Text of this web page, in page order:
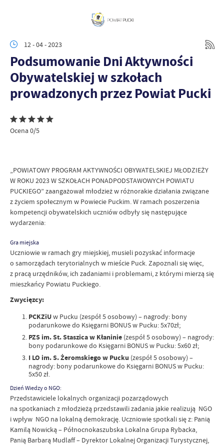
12 - 04 - 2023
Podsumowanie Dni Aktywności
Obywatelskiej w szkołach
prowadzonych przez Powiat Pucki
Ocena 0/5
„POWIATOWY PROGRAM AKTYWNOŚCI OBYWATELSKIEJ MŁODZIEŻY
W ROKU 2023 W SZKOŁACH PONADPODSTAWOWYCH POWIATU
PUCKIEGO” zaangażował młodzież w różnorakie działania związane
z życiem społecznym w Powiecie Puckim. W ramach poszerzenia
kompetencji obywatelskich uczniów odbyły się następujące
wydarzenia:
Gra miejska
Uczniowie w ramach gry miejskiej, musieli pozyskać informacje
o samorządach terytorialnych w mieście Puck. Zapoznali się więc,
z pracą urzędników, ich zadaniami i problemami, z którymi mierzą się
mieszkańcy Powiatu Puckiego.
Zwycięzcy:
PCKZiUw Pucku (zespół 5 osobowy) – nagrody: bony
podarunkowe do Księgarni BONUS w Pucku: 5x70zł;
PZS im. St. Staszica w Kłaninie (zespół 5 osobowy) – nagrody:
bony podarunkowe do Księgarni BONUS w Pucku: 5x60 zł;
I LO im. S. Żeromskiego w Pucku (zespół 5 osobowy) –
nagrody: bony podarunkowe do Księgarni BONUS w Pucku:
5x50 zł.
Dzień Wiedzy o NGO:
Przedstawiciele lokalnych organizacji pozarządowych
na spotkaniach z młodzieżą przedstawili zadania jakie realizują NGO
i wpływ NGO na lokalną demokrację. Uczniowie spotkali się z: Panią
Kamilą Nowicką – Północnokaszubska Lokalna Grupa Rybacka,
Panią Barbarą Mudlaff – Dyrektor Lokalnej Organizacji Turystycznej,